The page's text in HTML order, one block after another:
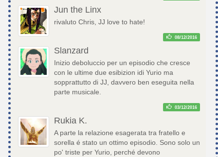
Jun the Linx
rivaluto Chris, JJ love to hate!
08/12/2016
Slanzard
Inizio deboluccio per un episodio che cresce
con le ultime due esibizion idi Yurio ma
sopprattutto di JJ, davvero ben eseguita nella
parte musicale.
03/12/2016
Rukia K.
A parte la relazione esagerata tra fratello e
sorella é stato un ottimo episodio. Sono solo un
po' triste per Yurio, perché devono